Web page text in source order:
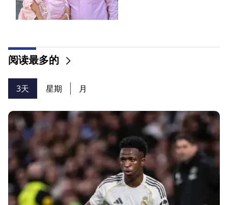
阅读最多的
3天 星期 月